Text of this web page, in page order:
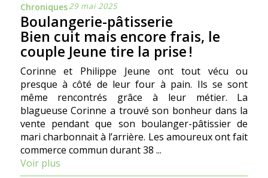
Chroniques29 mai 2025
Boulangerie-pâtisserie
Bien cuit mais encore frais, le
couple Jeune tire la prise !
Corinne et Philippe Jeune ont tout vécu ou
presque à côté de leur four à pain. Ils se sont
même rencontrés grâce à leur métier. La
blagueuse Corinne a trouvé son bonheur dans la
vente pendant que son boulanger-pâtissier de
mari charbonnait à l’arrière. Les amoureux ont fait
commerce commun durant 38 ...
Voir plus